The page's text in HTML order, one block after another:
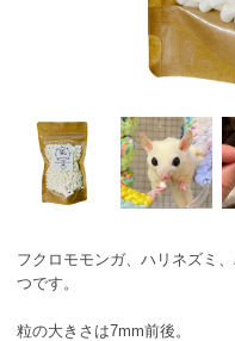
フクロモモンガ、ハリネズミ
つです。
粒の大きさは7mm前後。